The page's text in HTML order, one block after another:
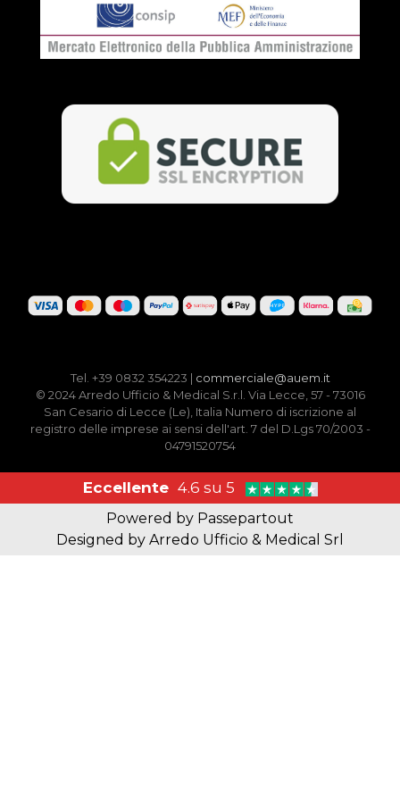
Tel. +39 0832 354223 | commerciale@auem.it
© 2024 Arredo Ufficio & Medical S.r.l. Via Lecce, 57 - 73016
San Cesario di Lecce (Le), Italia Numero di iscrizione al
registro delle imprese ai sensi dell'art. 7 del D.Lgs 70/2003 -
04791520754
Eccellente 4.6 su 5
Powered by Passepartout
Designed by Arredo Ufficio & Medical Srl